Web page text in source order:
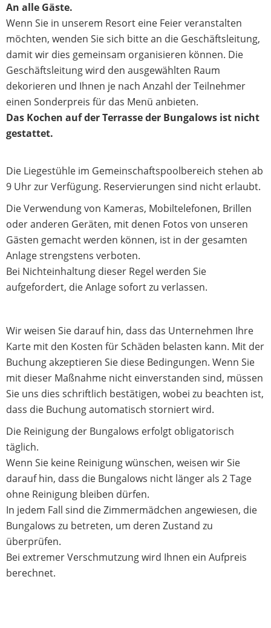
An alle Gäste.
Wenn Sie in unserem Resort eine Feier veranstalten
möchten, wenden Sie sich bitte an die Geschäftsleitung,
damit wir dies gemeinsam organisieren können. Die
Geschäftsleitung wird den ausgewählten Raum
dekorieren und Ihnen je nach Anzahl der Teilnehmer
einen Sonderpreis für das Menü anbieten.
Das Kochen auf der Terrasse der Bungalows ist nicht
gestattet.
Die Liegestühle im Gemeinschaftspoolbereich stehen ab
9 Uhr zur Verfügung. Reservierungen sind nicht erlaubt.
Die Verwendung von Kameras, Mobiltelefonen, Brillen
oder anderen Geräten, mit denen Fotos von unseren
Gästen gemacht werden können, ist in der gesamten
Anlage strengstens verboten.
Bei Nichteinhaltung dieser Regel werden Sie
aufgefordert, die Anlage sofort zu verlassen.
Wir weisen Sie darauf hin, dass das Unternehmen Ihre
Karte mit den Kosten für Schäden belasten kann. Mit der
Buchung akzeptieren Sie diese Bedingungen. Wenn Sie
mit dieser Maßnahme nicht einverstanden sind, müssen
Sie uns dies schriftlich bestätigen, wobei zu beachten ist,
dass die Buchung automatisch storniert wird.
Die Reinigung der Bungalows erfolgt obligatorisch
täglich.
Wenn Sie keine Reinigung wünschen, weisen wir Sie
darauf hin, dass die Bungalows nicht länger als 2 Tage
ohne Reinigung bleiben dürfen.
In jedem Fall sind die Zimmermädchen angewiesen, die
Bungalows zu betreten, um deren Zustand zu
überprüfen.
Bei extremer Verschmutzung wird Ihnen ein Aufpreis
berechnet.